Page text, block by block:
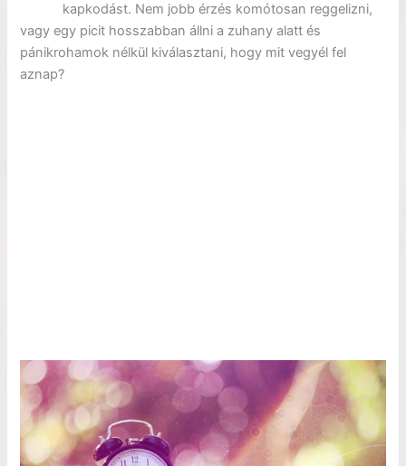
kapkodást. Nem jobb érzés komótosan reggelizni,
vagy egy picit hosszabban állni a zuhany alatt és
pánikrohamok nélkül kiválasztani, hogy mit vegyél fel
aznap?